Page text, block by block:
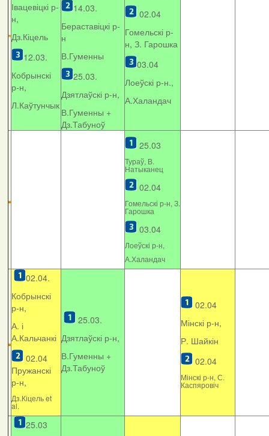
Івацевіцкі р-
н,
Дз.Кіцель
12.03.
Кобрынскі
р-н,
Л.Каўтунчык
14.03.
Бераставіцкі р-
н
В.Гуменны
25.03.
Дзятлаўскі р-н,
В.Гуменны +
Дз.Табуноў
02.04
Гомельскі р-
н, З. Гарошка
03.04
Лоеўскі р-н.,
А.Халандач
25.03
Тураў, В.
Натыканец
02.04
Гомельскі р-н, З.
Гарошка
03.04
Лоеўскі р-н,
А.Халандач
02.04.
Кобрынскі
р-н,
А. і
А.Кальчанкі
02.04
Пружанскі
р-н,
Дз.Кіцель et
al.
25.03.
Дзятлаўскі р-н,
В.Гуменны +
Дз.Табуноў
02.04
Мінскі р-н,
Р. Шайкін
02.04
Мінскі р-н, С.
Каспяровіч
25.03